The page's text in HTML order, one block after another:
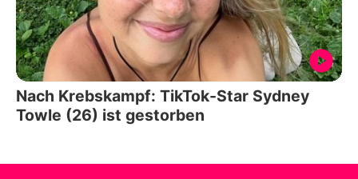
Nach Krebskampf: TikTok-Star Sydney
Towle (26) ist gestorben